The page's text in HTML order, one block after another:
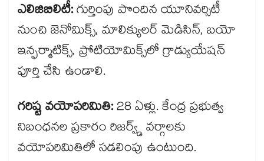
ఎలిజిబిలిటీ:గుర్తింపు పొందిన యూనివర్సిటీ
నుంచి జెనోమిక్స్, మాలిక్యులర్ మెడిసిన్, బయో
ఇన్ఫర్మాటిక్స్, ప్రోటియోమిక్స్​లో గ్రాడ్యుయేషన్
పూర్తి చేసి ఉండాలి.
గరిష్ట వయోపరిమితి:28 ఏళ్లు. కేంద్ర ప్రభుత్వ
నిబంధనల ప్రకారం రిజర్వ్డ్ వర్గాలకు
వయోపరిమితిలో సడలింపు ఉంటుంది.